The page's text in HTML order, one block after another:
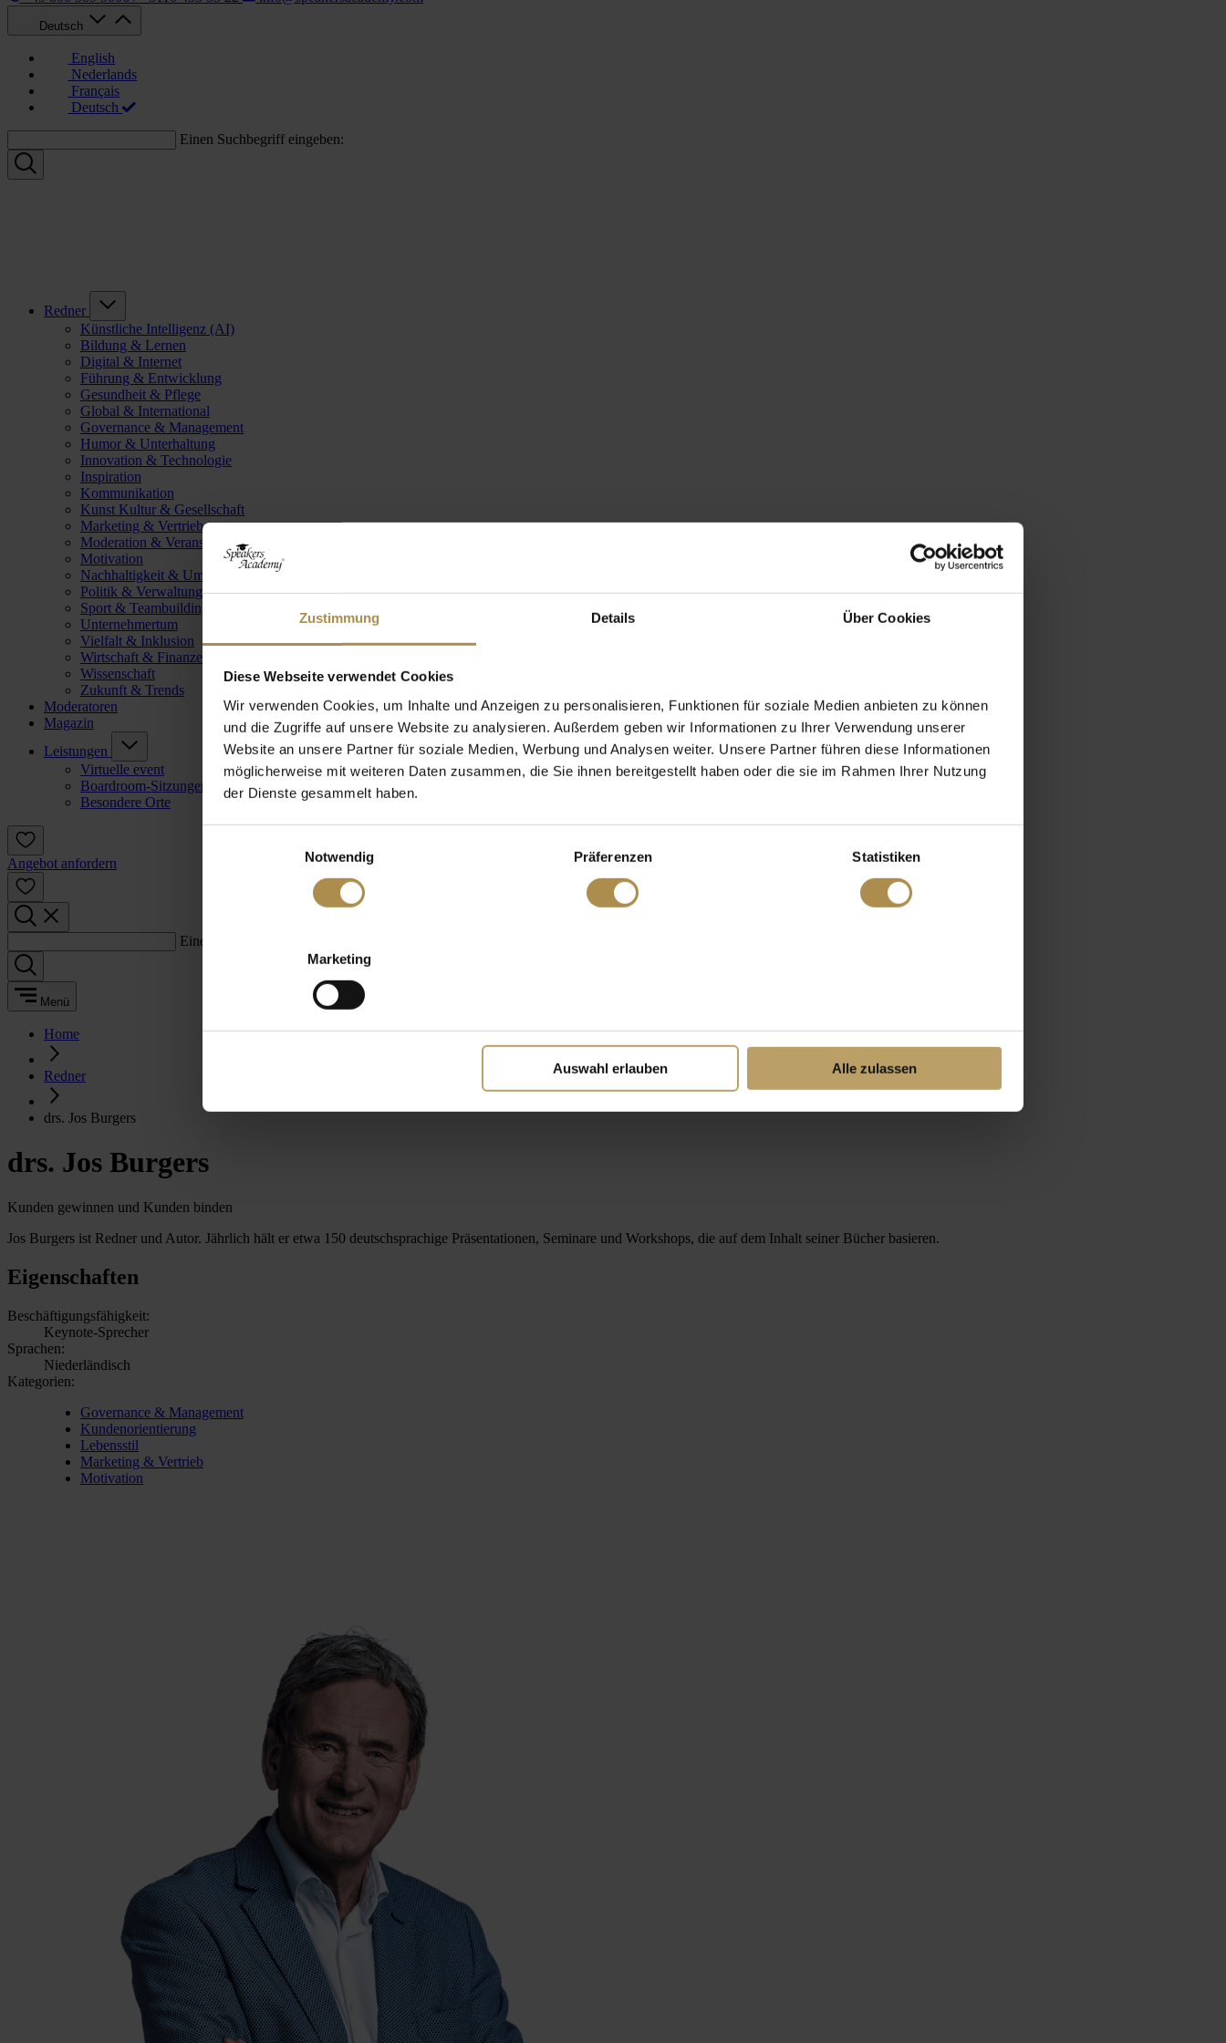
Zustimmung Details Über Cookies
Diese Webseite verwendet Cookies
Wir verwenden Cookies, um Inhalte und Anzeigen zu personalisieren, Funktionen für soziale Medien anbieten zu können
und die Zugriffe auf unsere Website zu analysieren. Außerdem geben wir Informationen zu Ihrer Verwendung unserer
Website an unsere Partner für soziale Medien, Werbung und Analysen weiter. Unsere Partner führen diese Informationen
möglicherweise mit weiteren Daten zusammen, die Sie ihnen bereitgestellt haben oder die sie im Rahmen Ihrer Nutzung
der Dienste gesammelt haben.
Notwendig
Präferenzen Statistiken
Marketing
Auswahl erlauben Alle zulassen
Deutsch
English
Nederlands
Français
Deutsch
Einen Suchbegriff eingeben:
Redner
Künstliche Intelligenz (AI)
Bildung & Lernen
Digital & Internet
Führung & Entwicklung
Gesundheit & Pflege
Global & International
Governance & Management
Humor & Unterhaltung
Innovation & Technologie
Inspiration
Kommunikation
Kunst Kultur & Gesellschaft
Marketing & Vertrieb
Moderation & Veranstaltungsleitung
Motivation
Nachhaltigkeit & Umwelt
Politik & Verwaltung
Sport & Teambuilding
Unternehmertum
Vielfalt & Inklusion
Wirtschaft & Finanzen
Wissenschaft
Zukunft & Trends
Moderatoren
Magazin
Leistungen
Virtuelle event
Boardroom-Sitzungen
Besondere Orte
Angebot anfordern
Einen Suchbegriff eingeben:
Menü
Home
Redner
drs. Jos Burgers
drs. Jos Burgers
Kunden gewinnen und Kunden binden
Jos Burgers ist Redner und Autor. Jährlich hält er etwa 150 deutschsprachige Präsentationen, Seminare und Workshops, die auf dem Inhalt seiner Bücher basieren.
Eigenschaften
Beschäftigungsfähigkeit:
Keynote-Sprecher
Sprachen:
Niederländisch
Kategorien:
Governance & Management
Kundenorientierung
Lebensstil
Marketing & Vertrieb
Motivation